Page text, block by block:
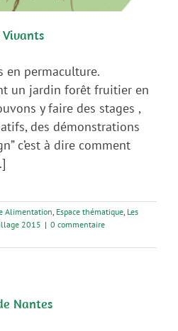
Vivants
en permaculture.
un jardin forêt fruitier en
y faire des stages ,
des démonstrations
c’est à dire comment
Alimentation, Espace thématique, Les
2015 | 0 commentaire
Nantes